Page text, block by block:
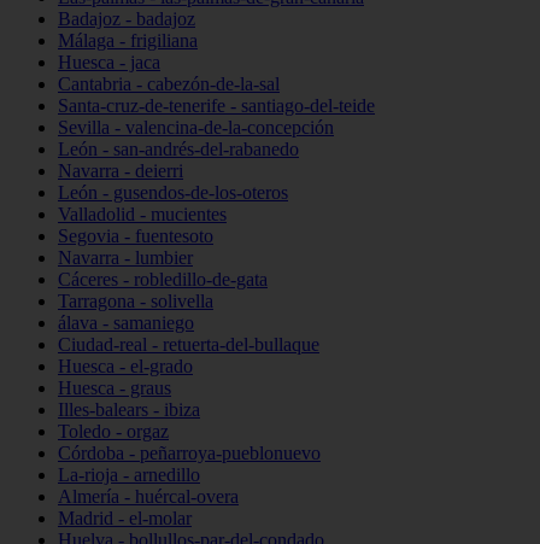
Badajoz - badajoz
Málaga - frigiliana
Huesca - jaca
Cantabria - cabezón-de-la-sal
Santa-cruz-de-tenerife - santiago-del-teide
Sevilla - valencina-de-la-concepción
León - san-andrés-del-rabanedo
Navarra - deierri
León - gusendos-de-los-oteros
Valladolid - mucientes
Segovia - fuentesoto
Navarra - lumbier
Cáceres - robledillo-de-gata
Tarragona - solivella
álava - samaniego
Ciudad-real - retuerta-del-bullaque
Huesca - el-grado
Huesca - graus
Illes-balears - ibiza
Toledo - orgaz
Córdoba - peñarroya-pueblonuevo
La-rioja - arnedillo
Almería - huércal-overa
Madrid - el-molar
Huelva - bollullos-par-del-condado